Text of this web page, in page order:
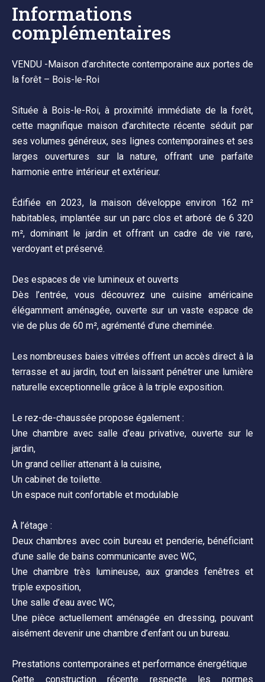
Informations
complémentaires
VENDU -Maison d’architecte contemporaine aux portes de
la forêt – Bois-le-Roi
Située à Bois-le-Roi, à proximité immédiate de la forêt,
cette magnifique maison d’architecte récente séduit par
ses volumes généreux, ses lignes contemporaines et ses
larges ouvertures sur la nature, offrant une parfaite
harmonie entre intérieur et extérieur.
Édifiée en 2023, la maison développe environ 162 m²
habitables, implantée sur un parc clos et arboré de 6 320
m², dominant le jardin et offrant un cadre de vie rare,
verdoyant et préservé.
Des espaces de vie lumineux et ouverts
Dès l’entrée, vous découvrez une cuisine américaine
élégamment aménagée, ouverte sur un vaste espace de
vie de plus de 60 m², agrémenté d’une cheminée.
Les nombreuses baies vitrées offrent un accès direct à la
terrasse et au jardin, tout en laissant pénétrer une lumière
naturelle exceptionnelle grâce à la triple exposition.
Le rez-de-chaussée propose également :
Une chambre avec salle d’eau privative, ouverte sur le
jardin,
Un grand cellier attenant à la cuisine,
Un cabinet de toilette.
Un espace nuit confortable et modulable
À l’étage :
Deux chambres avec coin bureau et penderie, bénéficiant
d’une salle de bains communicante avec WC,
Une chambre très lumineuse, aux grandes fenêtres et
triple exposition,
Une salle d’eau avec WC,
Une pièce actuellement aménagée en dressing, pouvant
aisément devenir une chambre d’enfant ou un bureau.
Prestations contemporaines et performance énergétique
Cette construction récente respecte les normes